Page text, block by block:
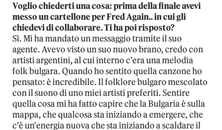
Voglio chiederti una cosa: prima della finale avevi
messo un cartellone per Fred Again.. in cui gli
chiedevi di collaborare. Ti ha poi risposto?
Sì. Mi ha mandato un messaggio tramite il suo
agente. Avevo visto un suo nuovo brano, credo con
artisti argentini, al cui interno c’era una melodia
folk bulgara. Quando ho sentito quella canzone ho
pensato: è incredibile. Il folklore bulgaro mescolato
con il suono di uno miei artisti preferiti. Sentire
quella cosa mi ha fatto capire che la Bulgaria è sulla
mappa, che qualcosa sta iniziando a emergere, che
c’è un’energia nuova che sta iniziando a scaldare il